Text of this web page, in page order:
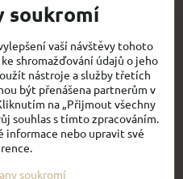
i na sítích:
soukromí
vaší návštěvy tohoto
shromažďování údajů o jeho
nástroje a služby třetích
být přenášena partnerům v
na „Přijmout všechny
souhlas s tímto zpracováním.
nebo upravit své
soukromí